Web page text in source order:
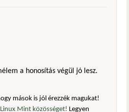
a honosítás végül jó lesz.
mások is jól érezzék magukat!
Mint közösséget! Legyen